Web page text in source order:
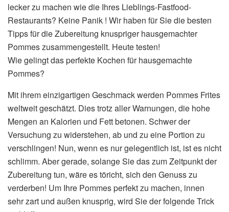
lecker zu machen wie die Ihres Lieblings-Fastfood-
Restaurants? Keine Panik ! Wir haben für Sie die besten
Tipps für die Zubereitung knuspriger hausgemachter
Pommes zusammengestellt. Heute testen!
Wie gelingt das perfekte Kochen für hausgemachte
Pommes?
Mit ihrem einzigartigen Geschmack werden Pommes Frites
weltweit geschätzt. Dies trotz aller Warnungen, die hohe
Mengen an Kalorien und Fett betonen. Schwer der
Versuchung zu widerstehen, ab und zu eine Portion zu
verschlingen! Nun, wenn es nur gelegentlich ist, ist es nicht
schlimm. Aber gerade, solange Sie das zum Zeitpunkt der
Zubereitung tun, wäre es töricht, sich den Genuss zu
verderben! Um Ihre Pommes perfekt zu machen, innen
sehr zart und außen knusprig, wird Sie der folgende Trick